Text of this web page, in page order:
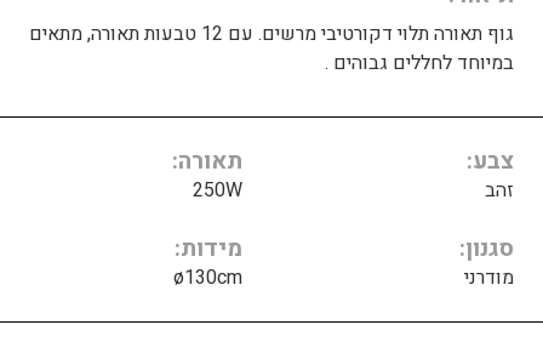
גוף תאורה תלוי דקורטיבי מרשים. עם 12 טבעות תאורה, מתאים
במיוחד לחללים גבוהים .
צבע
זהב
תאורה
250W
סגנון
מודרני
מידות
ø130cm